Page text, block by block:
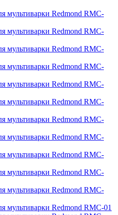
мультиварки Redmond RMC-
мультиварки Redmond RMC-
мультиварки Redmond RMC-
мультиварки Redmond RMC-
мультиварки Redmond RMC-
мультиварки Redmond RMC-
мультиварки Redmond RMC-
мультиварки Redmond RMC-
мультиварки Redmond RMC-
мультиварки Redmond RMC-
мультиварки Redmond RMC-
мультиварки Redmond RMC-01